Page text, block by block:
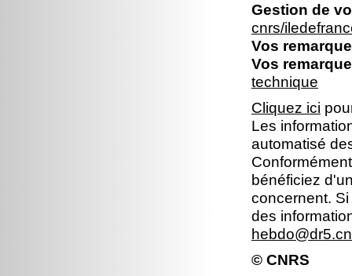
Gestion de
cnrs/
Vos
Vos
technique
Cliquez ici
Les
automatisé
bénéficiez
concernent.
des
© CNRS